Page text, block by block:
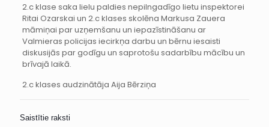
2.c klase saka lielu paldies nepilngadīgo lietu inspektorei
Ritai Ozarskai un 2.c klases skolēna Markusa Zauera
māmiņai par uzņemšanu un iepazīstināšanu ar
Valmieras policijas iecirkņa darbu un bērnu iesaisti
diskusijās par godīgu un saprotošu sadarbību mācību un
brīvajā laikā.
2.c klases audzinātāja Aija Bērziņa
Saistītie raksti